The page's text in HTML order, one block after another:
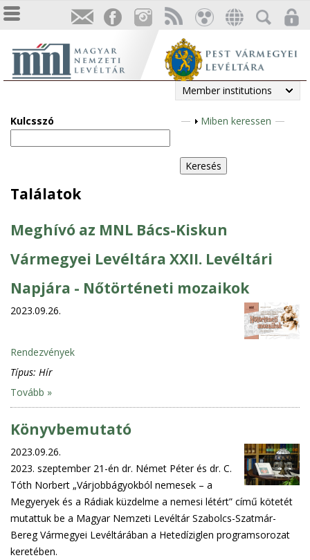
Member institutions
Kulcsszó
S
o
w
Miben keressen
Találatok
Meghívó az MNL Bács-Kiskun
Vármegyei Levéltára XXII. Levéltári
Napjára - Nőtörténeti mozaikok
2023.09.26.
Rendezvények
Típus: Hír
Tovább »
Könyvbemutató
2023.09.26.
2023. szeptember 21-én dr. Német Péter és dr. C.
Tóth Norbert „Várjobbágyokból nemesek – a
Megyeryek és a Rádiak küzdelme a nemesi létért” című kötetét
mutattuk be a Magyar Nemzeti Levéltár Szabolcs-Szatmár-
Bereg Vármegyei Levéltárában a Hetedíziglen programsorozat
keretében.